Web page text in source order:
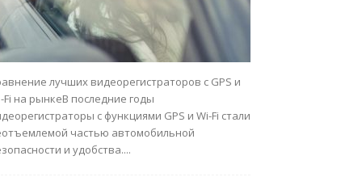
лучших видеорегистраторов с GPS и
Fi на рынкеВ последние годы
с функциями GPS и Wi-Fi стали
частью автомобильной
и удобства....